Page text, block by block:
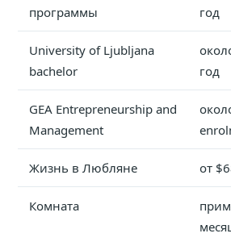
программы
год
University of Ljubljana
bachelor
год
GEA Entrepreneurship and
Management
Жизнь в Любляне от
Комната